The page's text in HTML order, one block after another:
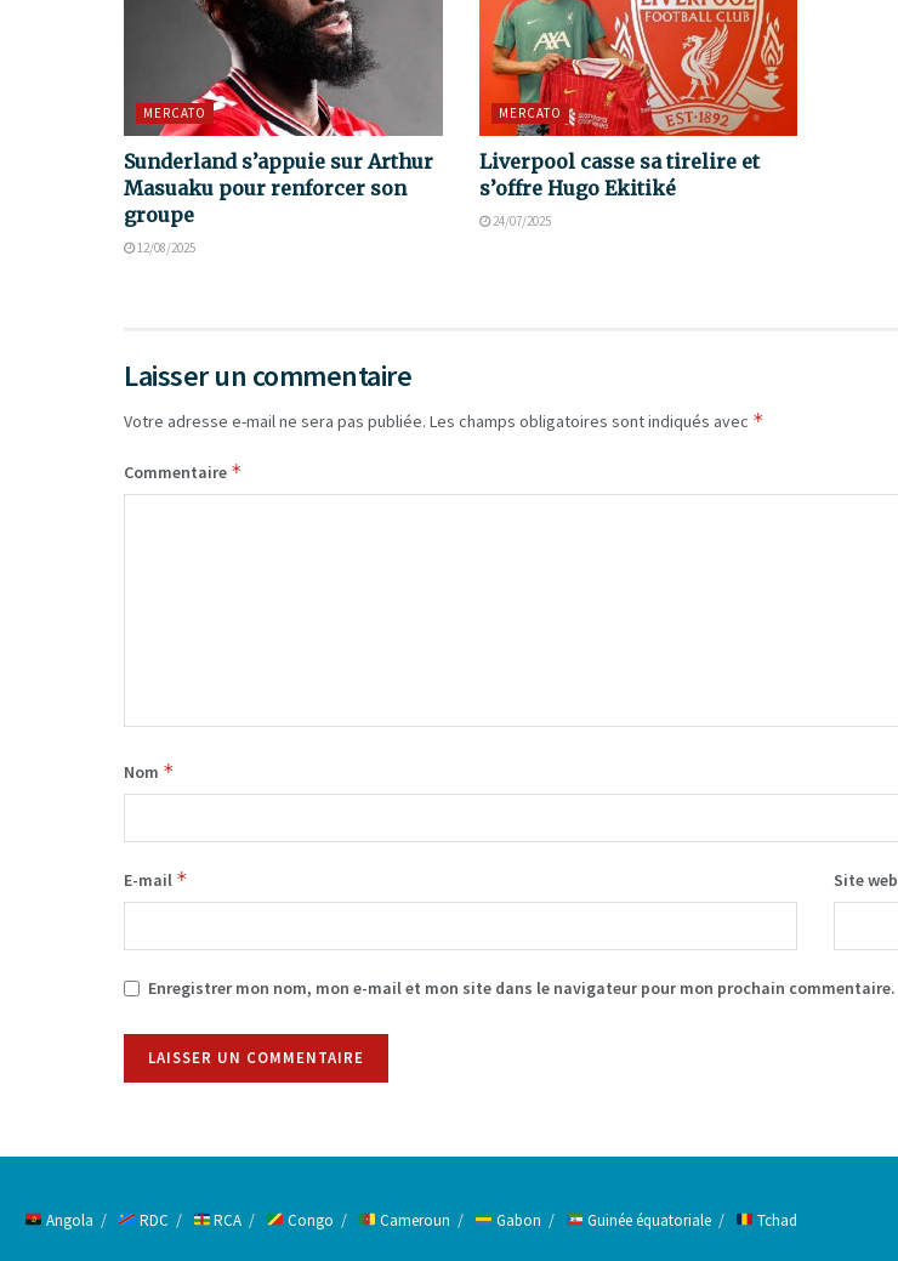
MERCATO
Sunderland s’appuie sur Arthur
Masuaku pour renforcer son
groupe
12/08/2025
MERCATO
Liverpool casse sa tirelire et
s’offre Hugo Ekitiké
24/07/2025
Laisser un commentaire
Votre adresse e-mail ne sera pas publiée. Les champs obligatoires sont indiqués avec *
Commentaire *
Nom *
E-mail * Site web
Enregistrer mon nom, mon e-mail et mon site dans le navigateur pour mon prochain commentaire.
Angola RDC RCA Congo Cameroun Gabon Guinée équatoriale Tchad